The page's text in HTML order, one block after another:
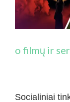
o filmų ir
Socialiniai